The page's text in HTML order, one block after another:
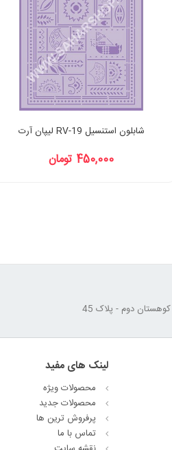
شابلون استنسیل RV-19 لیپان آرت
450,000 تومان
لینک های مفید
محصولات ویژه
محصولات جدید
پرفروش ترین‌ ها
تماس با ما